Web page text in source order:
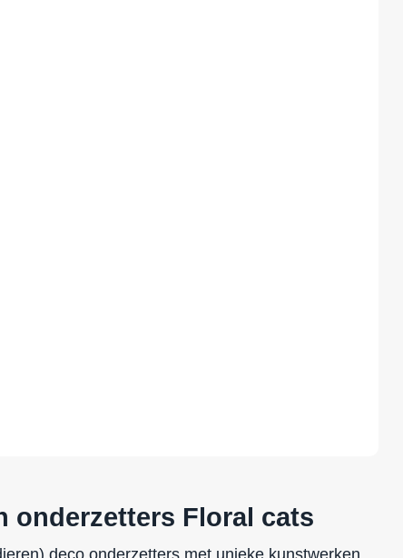
onderzetters Floral cats
deco onderzetters met unieke kunstwerken